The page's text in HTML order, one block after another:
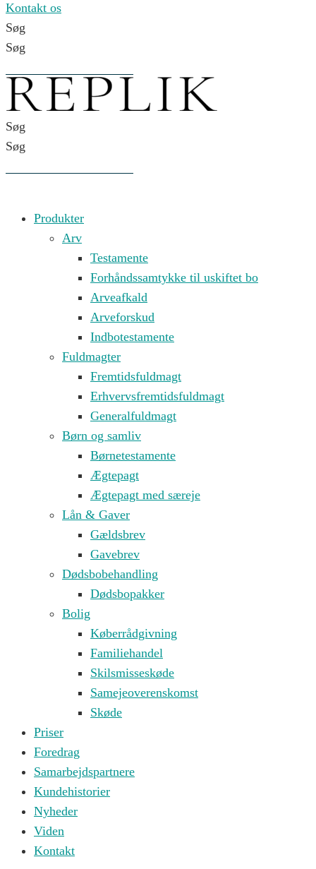
Kontakt os
Søg
Søg
Søg
Søg
Produkter
Arv
Testamente
Forhåndssamtykke til uskiftet bo
Arveafkald
Arveforskud
Indbotestamente
Fuldmagter
Fremtidsfuldmagt
Erhvervsfremtidsfuldmagt
Generalfuldmagt
Børn og samliv
Børnetestamente
Ægtepagt
Ægtepagt med særeje
Lån & Gaver
Gældsbrev
Gavebrev
Dødsbobehandling
Dødsbopakker
Bolig
Køberrådgivning
Familiehandel
Skilsmisseskøde
Samejeoverenskomst
Skøde
Priser
Foredrag
Samarbejdspartnere
Kundehistorier
Nyheder
Viden
Kontakt